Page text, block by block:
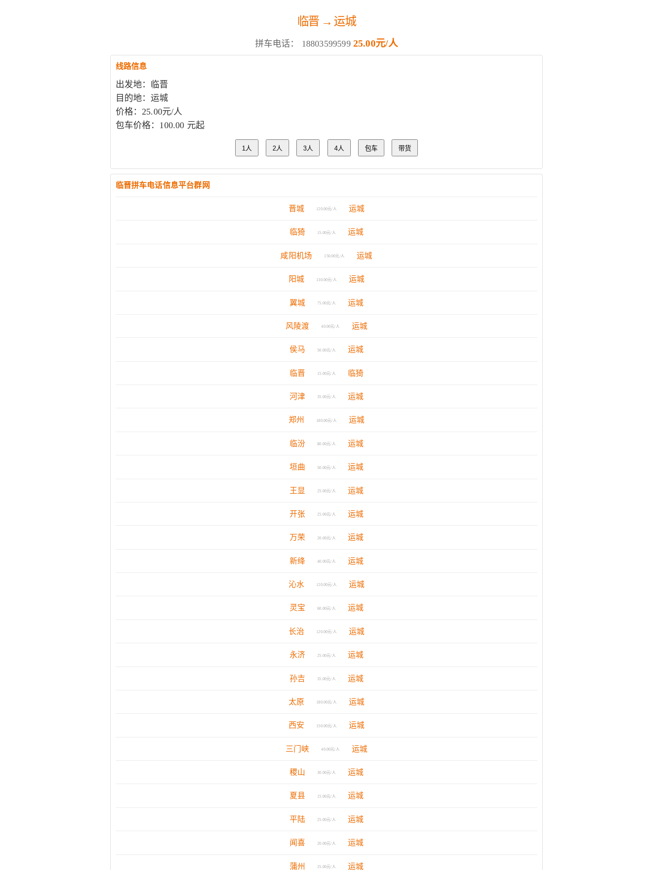
临晋 → 运城
拼车电话： 18803599599 25.00元/人
线路信息
出发地：临晋
目的地：运城
价格：25.00元/人
包车价格：100.00 元起
1人 2人 3人 4人 包车 带货
临晋拼车电话信息平台群网
晋城 120.00元/人 运城
临猗 15.00元/人 运城
咸阳机场 150.00元/人 运城
阳城 130.00元/人 运城
翼城 75.00元/人 运城
风陵渡 40.00元/人 运城
侯马 50.00元/人 运城
临晋 15.00元/人 临猗
河津 35.00元/人 运城
郑州 180.00元/人 运城
临汾 80.00元/人 运城
垣曲 50.00元/人 运城
王显 25.00元/人 运城
开张 25.00元/人 运城
万荣 20.00元/人 运城
新绛 40.00元/人 运城
沁水 120.00元/人 运城
灵宝 60.00元/人 运城
长治 120.00元/人 运城
永济 25.00元/人 运城
孙吉 35.00元/人 运城
太原 180.00元/人 运城
西安 150.00元/人 运城
三门峡 40.00元/人 运城
稷山 30.00元/人 运城
夏县 15.00元/人 运城
平陆 25.00元/人 运城
闻喜 20.00元/人 运城
蒲州 25.00元/人 运城